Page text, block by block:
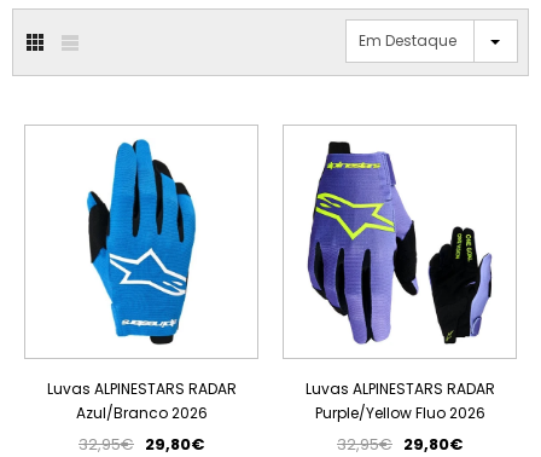
Em Destaque
Luvas ALPINESTARS RADAR
Azul/Branco 2026
32,95€ 29,80€
Luvas ALPINESTARS RADAR
Purple/Yellow Fluo 2026
32,95€ 29,80€